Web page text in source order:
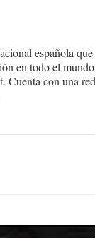
española
en todo el
Cuenta con una